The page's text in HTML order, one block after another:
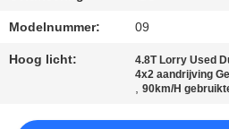
CITAAT
Modelnummer: 09
Hoog licht: 4.8T Lorry Used
4x2 aandrijving
,90km/H